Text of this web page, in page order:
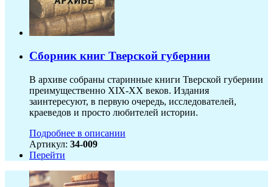
Сборник книг Тверской губернии
В архиве собраны старинные книги Тверской губернии
преимущественно XIX-ХХ веков. Издания
заинтересуют, в первую очередь, исследователей,
краеведов и просто любителей истории.
Подробнее в описании
Артикул: 34-009
Перейти